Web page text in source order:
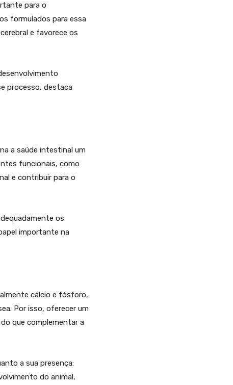
para o
formulados para essa
e favorece os
processo, destaca
a saúde intestinal um
funcionais, como
e contribuir para o
os
importante na
cálcio e fósforo,
Por isso, oferecer um
que complementar a
a sua presença:
do animal,